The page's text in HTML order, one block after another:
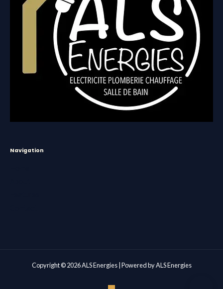
Navigation
Copyright © 2026 ALS Energies | Powered by ALS Energies